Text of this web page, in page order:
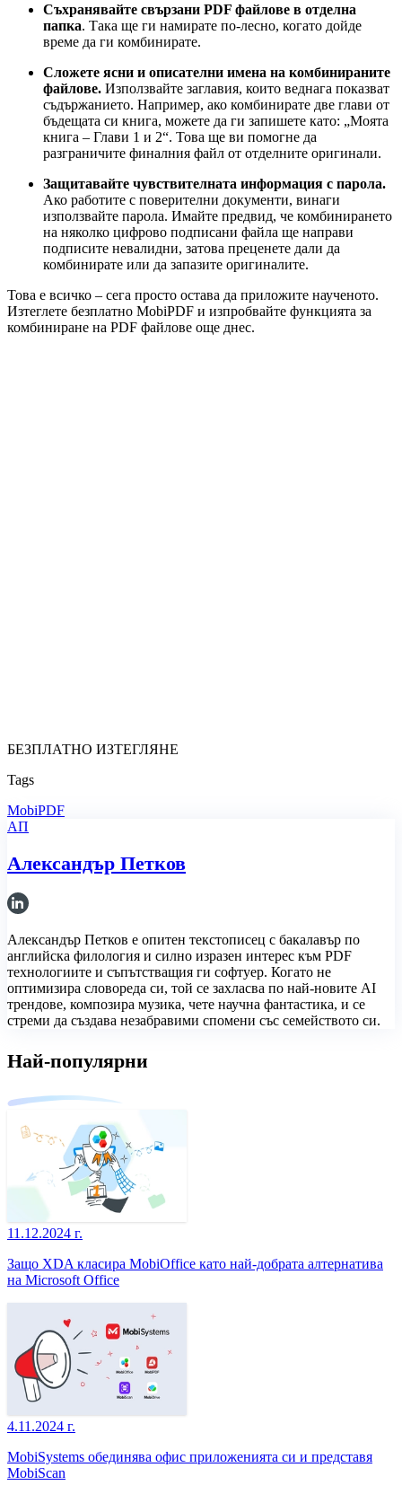
Съхранявайте свързани PDF файлове в отделна
папка. Така ще ги намирате по-лесно, когато дойде
време да ги комбинирате.
Сложете ясни и описателни имена на комбинираните
файлове. Използвайте заглавия, които веднага показват
съдържанието. Например, ако комбинирате две глави от
бъдещата си книга, можете да ги запишете като: „Моята
книга – Глави 1 и 2“. Това ще ви помогне да
разграничите финалния файл от отделните оригинали.
Защитавайте чувствителната информация с парола.
Ако работите с поверителни документи, винаги
използвайте парола. Имайте предвид, че комбинирането
на няколко цифрово подписани файла ще направи
подписите невалидни, затова преценете дали да
комбинирате или да запазите оригиналите.
Това е всичко – сега просто остава да приложите наученото.
Изтеглете безплатно MobiPDF и изпробвайте функцията за
комбиниране на PDF файлове още днес.
БЕЗПЛАТНО ИЗТЕГЛЯНЕ
Tags
MobiPDF
АП
Александър Петков
Александър Петков е опитен текстописец с бакалавър по
английска филология и силно изразен интерес към PDF
технологиите и съпътстващия ги софтуер. Когато не
оптимизира словореда си, той се захласва по най-новите AI
трендове, композира музика, чете научна фантастика, и се
стреми да създава незабравими спомени със семейството си.
Най-популярни
11.12.2024 г.
Защо XDA класира MobiOffice като най-добрата алтернатива
на Microsoft Office
4.11.2024 г.
MobiSystems обединява офис приложенията си и представя
MobiScan